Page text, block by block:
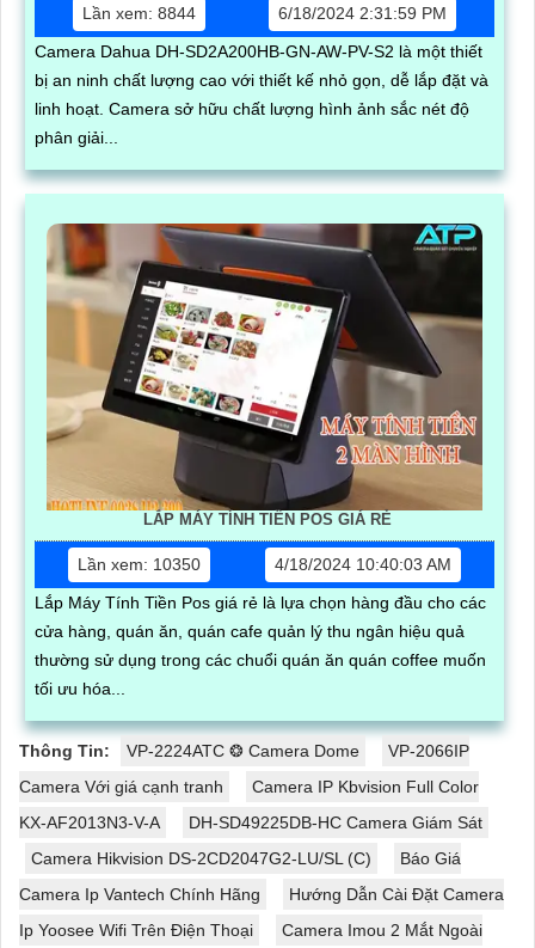
Lần xem: 8844
6/18/2024 2:31:59 PM
Camera Dahua DH-SD2A200HB-GN-AW-PV-S2 là một thiết
bị an ninh chất lượng cao với thiết kế nhỏ gọn, dễ lắp đặt và
linh hoạt. Camera sở hữu chất lượng hình ảnh sắc nét độ
phân giải...
LẮP MÁY TÍNH TIỀN POS GIÁ RẺ
Lần xem: 10350
4/18/2024 10:40:03 AM
Lắp Máy Tính Tiền Pos giá rẻ là lựa chọn hàng đầu cho các
cửa hàng, quán ăn, quán cafe quản lý thu ngân hiệu quả
thường sử dụng trong các chuổi quán ăn quán coffee muốn
tối ưu hóa...
Thông Tin: VP-2224ATC ❂ Camera Dome
VP-2066IP
Camera Với giá cạnh tranh
Camera IP Kbvision Full Color
KX-AF2013N3-V-A
DH-SD49225DB-HC Camera Giám Sát
Camera Hikvision DS-2CD2047G2-LU/SL (C)
Báo Giá
Camera Ip Vantech Chính Hãng
Hướng Dẫn Cài Đặt Camera
Ip Yoosee Wifi Trên Điện Thoại
Camera Imou 2 Mắt Ngoài